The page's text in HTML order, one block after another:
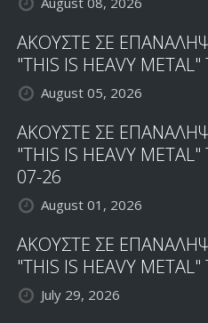
ΑΚΟΥΣΤΕ ΣΕ
"THIS IS HEAVY
August 05, 2026
ΑΚΟΥΣΤΕ ΣΕ
"THIS IS HEAVY
07-26
August 01, 2026
ΑΚΟΥΣΤΕ ΣΕ
"THIS IS HEAVY
July 29, 2026